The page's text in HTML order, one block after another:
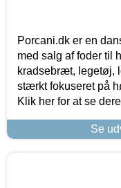
Porcani.dk er en
med salg af foder til
kradsebræt, legetøj,
stærkt fokuseret på
Klik her for at se
Se